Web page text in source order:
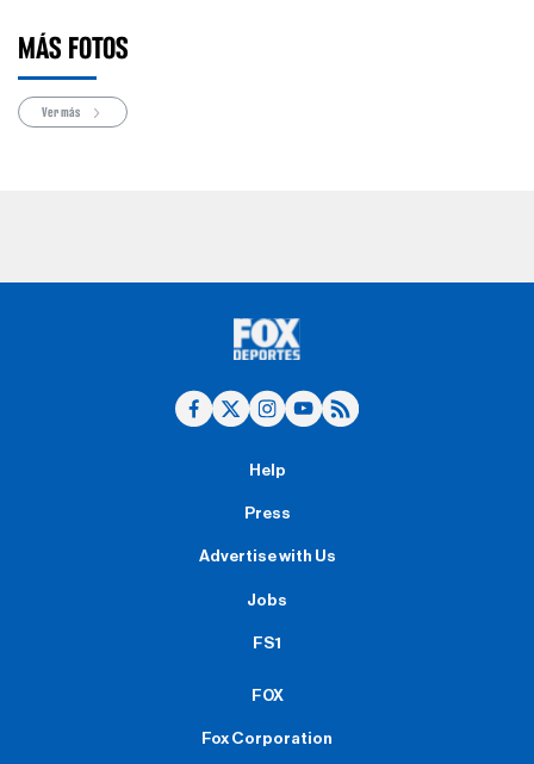
MÁS FOTOS
Ver más
Help
Press
Advertise with Us
Jobs
FS1
FOX
Fox Corporation